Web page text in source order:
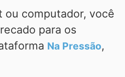
ou computador, você
para os
Na Pressão,